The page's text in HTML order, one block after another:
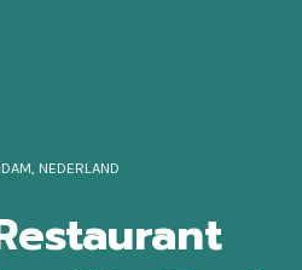
NEDERLAND